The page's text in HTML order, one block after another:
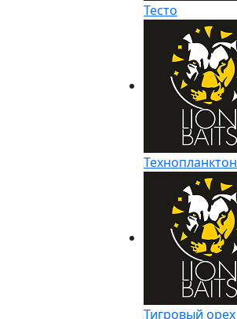
Тесто
Технопланктон
Тигровый орех